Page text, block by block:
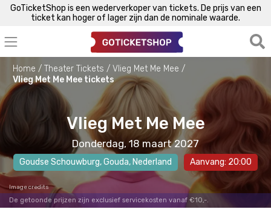
GoTicketShop is een wederverkoper van tickets. De prijs van een
ticket kan hoger of lager zijn dan de nominale waarde.
Home Theater Tickets
Vlieg Met Me Mee
Vlieg Met Me Mee tickets
Vlieg Met Me Mee
Donderdag, 18 maart 2027
Goudse Schouwburg,Gouda, Nederland Aanvang: 20:00
Image credits
De getoonde prijzen zijn exclusief servicekosten vanaf €10,-.